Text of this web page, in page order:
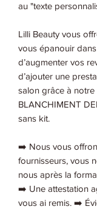
au "texte
Lilli Beauty vous
vous épanouir
d’augmenter vos
d’ajouter une
salon grâce à
BLANCHIMENT
sans kit.
➡️ Nous vous
fournisseurs, vous
nous après la
➡️ Une attestation
vous ai remis. ➡️